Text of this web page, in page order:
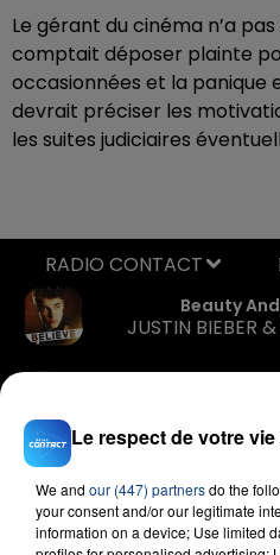
Le gérant du cinéma n’a
comptait déposer plainte
occasionnées et la panique
devrait préciser les
les suites judiciaires
Beauty
JUSTIN BIEBER
FIL D'ACTU
Le respect de votre
We and our (447) partnersdo the
your consent and/or our legitimate
information on a device; Use limited